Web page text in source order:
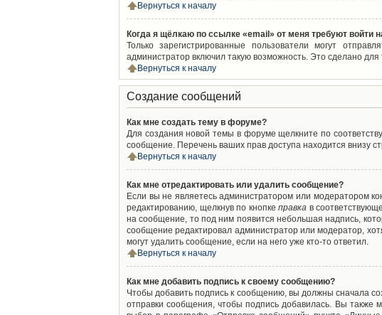
Вернуться к началу
Когда я щёлкаю по ссылке «email» от меня требуют войти
Только зарегистрированные пользователи могут
администратор включил такую возможность. Это сделано
Вернуться к началу
Создание сообщений
Как мне создать тему в форуме?
Для создания новой темы в форуме щелкните по
сообщение. Перечень ваших прав доступа находится внизу
Вернуться к началу
Как мне отредактировать или удалить сообщение?
Если вы не являетесь администратором или модератором
редактированию, щелкнув по кнопкеправка в
на сообщение, то под ним появится небольшая надпись,
сообщение редактировал администратор или модератор,
могут удалить сообщение, если на него уже кто-то ответил.
Вернуться к началу
Как мне добавить подпись к своему сообщению?
Чтобы добавить подпись к сообщению, вы должны сначала
отправки сообщения, чтобы подпись добавилась. Вы